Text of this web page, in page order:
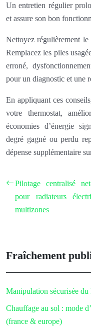
Un entretien régulier
et assure son bon
Nettoyez régulièrement
Remplacez les piles
erroné,
pour un diagnostic et une
En appliquant ces
votre thermostat,
économies d’énergie
degré gagné ou perdu
dépense supplémentaire
Pilotage centralisé
pour radiateurs
multizones
Fraîchement
Manipulation sécurisée
Chauffage au sol : mode
(france & europe)